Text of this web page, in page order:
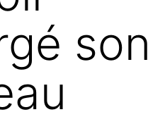
son